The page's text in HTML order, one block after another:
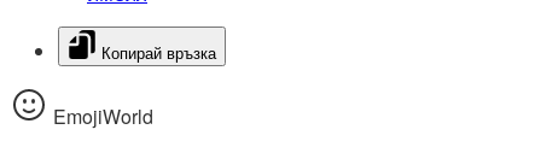
Копирай връзка
EmojiWorld